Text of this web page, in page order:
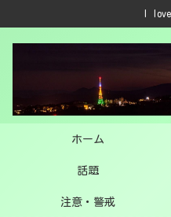
I
ホーム
話題
注意・警戒